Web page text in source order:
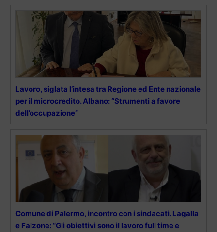
Lavoro, siglata l’intesa tra Regione ed Ente nazionale
per il microcredito. Albano: “Strumenti a favore
dell’occupazione”
Comune di Palermo, incontro con i sindacati. Lagalla
e Falzone: “Gli obiettivi sono il lavoro full time e